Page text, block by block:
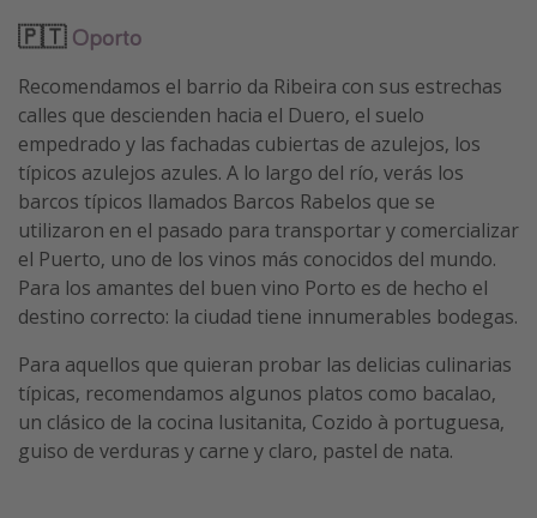
🇵🇹 Oporto
Recomendamos el barrio da Ribeira con sus estrechas
calles que descienden hacia el Duero, el suelo
empedrado y las fachadas cubiertas de azulejos, los
típicos azulejos azules. A lo largo del río, verás los
barcos típicos llamados Barcos Rabelos que se
utilizaron en el pasado para transportar y comercializar
el Puerto, uno de los vinos más conocidos del mundo.
Para los amantes del buen vino Porto es de hecho el
destino correcto: la ciudad tiene innumerables bodegas.
Para aquellos que quieran probar las delicias culinarias
típicas, recomendamos algunos platos como bacalao,
un clásico de la cocina lusitanita, Cozido à portuguesa,
guiso de verduras y carne y claro, pastel de nata.